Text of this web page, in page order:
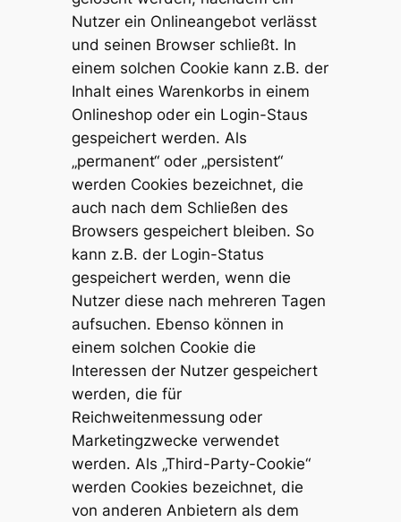
Nutzer ein Onlineangebot verlässt
und seinen Browser schließt. In
einem solchen Cookie kann z.B. der
Inhalt eines Warenkorbs in einem
Onlineshop oder ein Login-Staus
gespeichert werden. Als
„permanent“ oder „persistent“
werden Cookies bezeichnet, die
auch nach dem Schließen des
Browsers gespeichert bleiben. So
kann z.B. der Login-Status
gespeichert werden, wenn die
Nutzer diese nach mehreren Tagen
aufsuchen. Ebenso können in
einem solchen Cookie die
Interessen der Nutzer gespeichert
werden, die für
Reichweitenmessung oder
Marketingzwecke verwendet
werden. Als „Third-Party-Cookie“
werden Cookies bezeichnet, die
von anderen Anbietern als dem